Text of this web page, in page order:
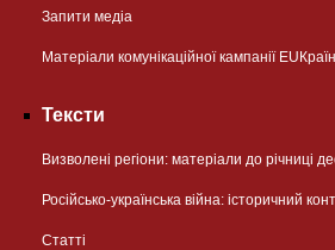
Запити медіа
Матеріали комунікаційної кампанії
Тексти
Визволені регіони: матеріали до річниці
Російсько-українська війна: історичний
Статті